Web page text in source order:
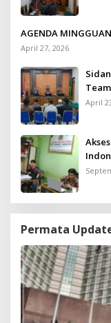
AGENDA
April 27, 2026
April
Permata